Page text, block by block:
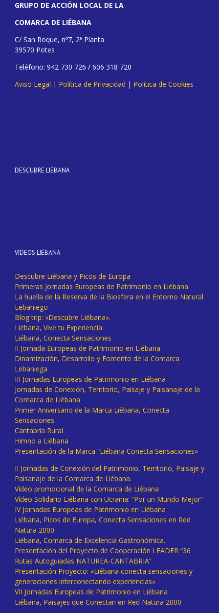
GRUPO DE ACCIÓN LOCAL DE LA
COMARCA DE LIÉBANA
C/ San Roque, nº7, 2ª Planta
39570 Potes
Teléfono: 942 730 726 / 606 318 720
Aviso Legal | Política de Privacidad | Política de Cookies
DESCUBRE LIÉBANA
VÍDEOS LIÉBANA
Descubre Liébana y Picos de Europa
Primeras Jornadas Europeas de Patrimonio en Liébana
La huella de la Reserva de la Biosfera en el Entorno Natural
Lebaniego
Blog trip: «Descubre Liébana».
Liébana, Vive tu Experiencia
Liébana, Conecta Sensaciones
II Jornada Europeas de Patrimonio en Liébana
Dinamización, Desarrollo y Fomento de la Comarca
Lebaniega
III Jornadas Europeas de Patrimonio en Liébana
Jornadas de Conexión, Territorio, Paisaje y Paisanaje de la
Comarca de Liébana
Primer Aniversario de la Marca Liébana, Conecta
Sensaciones
Cantabria Rural
Himno a Liébana
Presentación de la Marca “Liébana Conecta Sensaciones»
II Jornadas de Conexión del Patrimonio, Territorio, Paisaje y
Paisanaje de la Comarca de Liébana.
Vídeo promocional de la Comarca de Liébana
Vídeo Solidario Liébana con Ucrania: “Por un Mundo Mejor”
IV Jornadas Europeas de Patrimonio en Liébana
Liébana, Picos de Europa, Conecta Sensaciones en Red
Natura 2000
Liébana, Comarca de Excelencia Gastronómica.
Presentación del Proyecto de Cooperación LEADER “36
Rutas Autoguiadas NATUREA-CANTABRIA”
Presentación Proyecto: «Liébana conecta sensaciones y
generaciones interconectando experiencias»
VII Jornadas Europeas de Patrimonio en Liébana
Liébana, Paisajes que Conectan en Red Natura 2000